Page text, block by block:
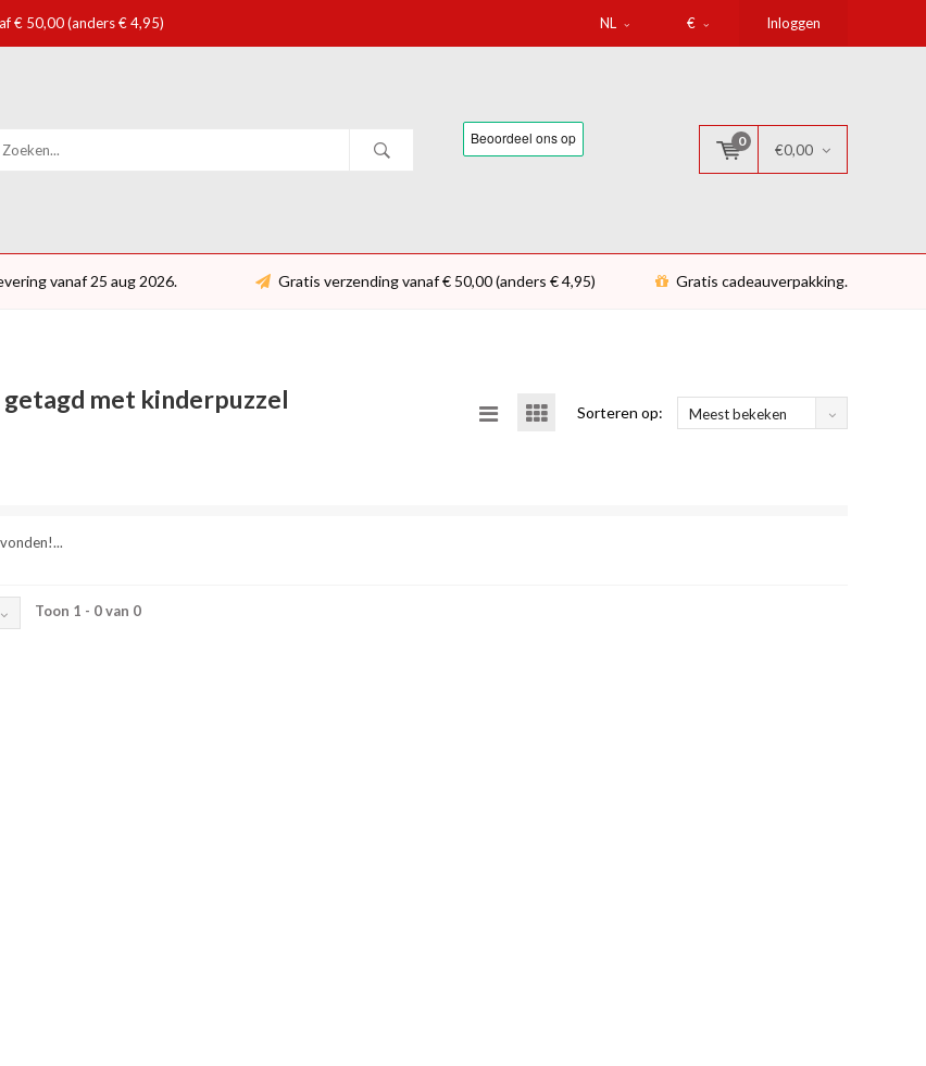
€ 50,00 (anders € 4,95) NL € Inloggen
0
€0,00
vanaf 25 aug 2026. Gratis verzending vanaf € 50,00 (anders € 4,95) Gratis cadeauverpakking.
met kinderpuzzel
Sorteren op: Meest bekeken
Toon 1 - 0 van 0